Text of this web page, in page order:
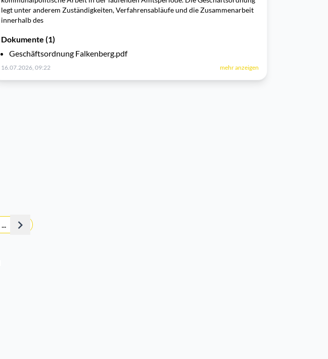
legt unter anderem Zuständigkeiten, Verfahrensabläufe und die Zusammenarbeit
innerhalb des
Dokumente (1)
Geschäftsordnung Falkenberg.pdf
16.07.2026, 09:22 mehr anzeigen
...